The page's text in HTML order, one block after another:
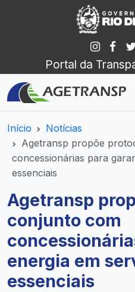
Portal da
Início
Notícias
Agetransp propõe
concessionárias para
essenciais
Agetransp
conjunto com
energia em
essenciais